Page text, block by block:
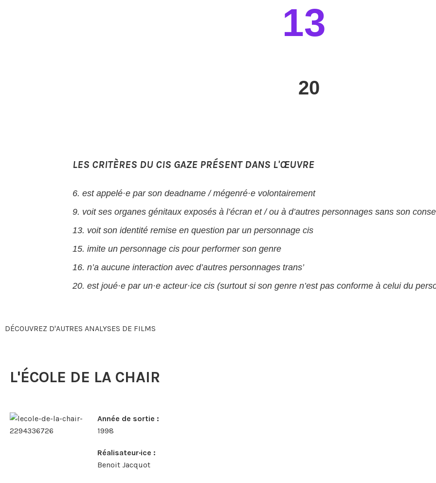
13
20
LES CRITÈRES DU CIS GAZE PRÉSENT DANS L'ŒUVRE
6. est appelé·e par son deadname / mégenré·e volontairement
9. voit ses organes génitaux exposés à l’écran et / ou à d’autres personnages sans son
13. voit son identité remise en question par un personnage cis
15. imite un personnage cis pour performer son genre
16. n’a aucune interaction avec d’autres personnages trans’
20. est joué·e par un·e acteur·ice cis (surtout si son genre n’est pas conforme à celui du
DÉCOUVREZ D'AUTRES ANALYSES DE FILMS
L'ÉCOLE DE LA CHAIR
Année de sortie :
1998
Réalisateur·ice :
Benoit Jacquot